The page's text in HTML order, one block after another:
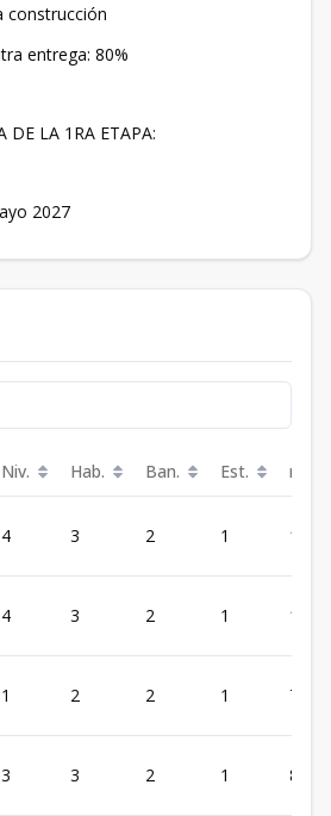
construcción
entrega: 80%
DE LA 1RA ETAPA:
2027
Niv. Hab. Ban. Est. m²
4 3 2 1 127
4 3 2 1
1 2 2 1 79
3 3 2 1 89